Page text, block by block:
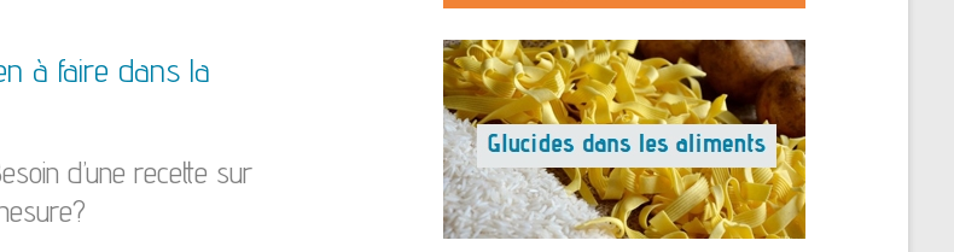
à faire dans la
d’une recette sur